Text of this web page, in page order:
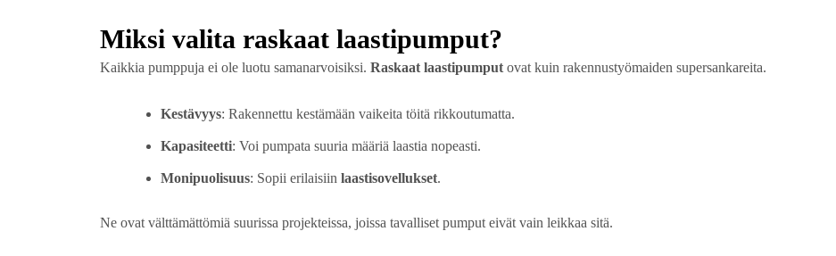
Miksi valita raskaat laastipumput?
Kaikkia pumppuja ei ole luotu samanarvoisiksi. Raskaat laastipumput ovat kuin rakennustyömaiden supersankareita.
Kestävyys: Rakennettu kestämään vaikeita töitä rikkoutumatta.
Kapasiteetti: Voi pumpata suuria määriä laastia nopeasti.
Monipuolisuus: Sopii erilaisiin laastisovellukset.
Ne ovat välttämättömiä suurissa projekteissa, joissa tavalliset pumput eivät vain leikkaa sitä.